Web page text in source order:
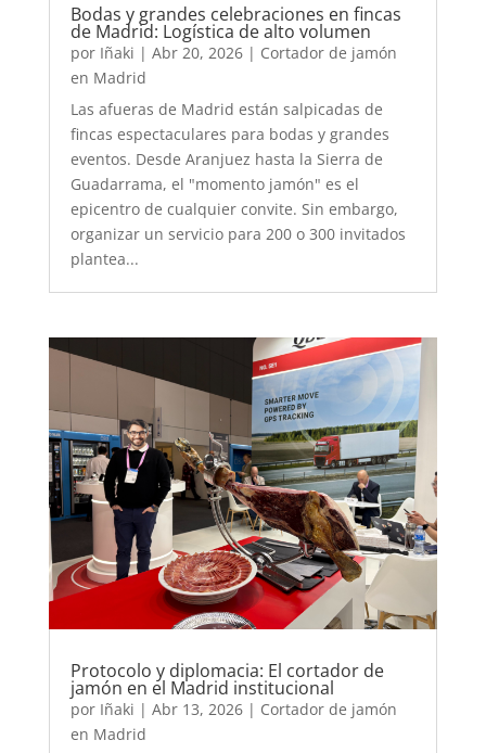
Bodas y grandes celebraciones en fincas
de Madrid: Logística de alto volumen
por Iñaki | Abr 20, 2026| Cortador de jamón
en Madrid
Las afueras de Madrid están salpicadas de
fincas espectaculares para bodas y grandes
eventos. Desde Aranjuez hasta la Sierra de
Guadarrama, el "momento jamón" es el
epicentro de cualquier convite. Sin embargo,
organizar un servicio para 200 o 300 invitados
plantea...
Protocolo y diplomacia: El cortador de
jamón en el Madrid institucional
por Iñaki | Abr 13, 2026| Cortador de jamón
en Madrid